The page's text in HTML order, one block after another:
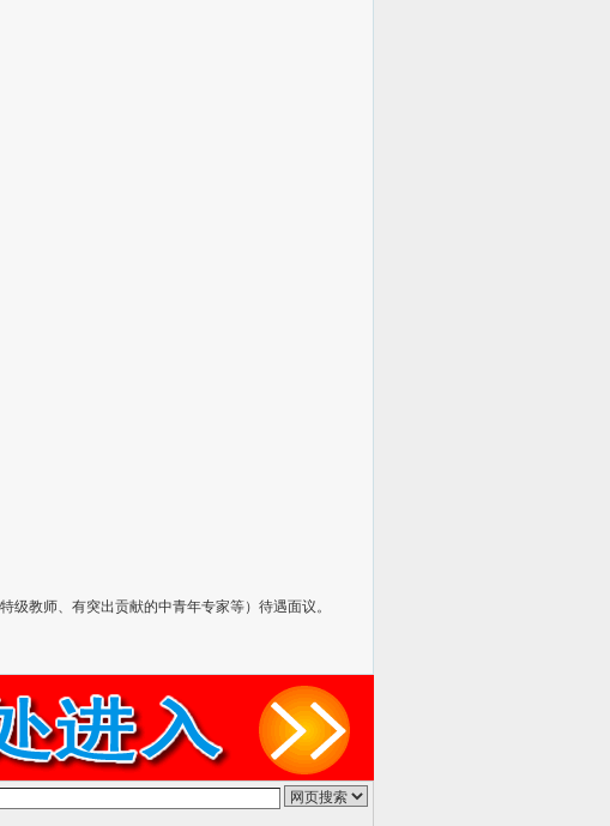
级教师、有突出贡献的中青年专家等）待遇面议。